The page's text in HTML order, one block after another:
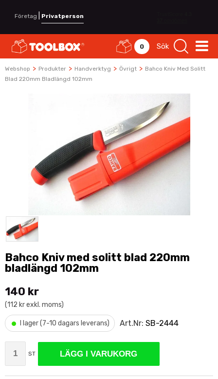
Företag Privatperson
0 Sök
Webshop > Produkter > Handverktyg > Övrigt > Bahco Kniv Med Solitt
Blad 220mm Bladlängd 102mm
Bahco Kniv med solitt blad 220mm
bladlängd 102mm
140 kr
(112 kr exkl. moms)
• I lager (7-10 dagars leverans) Art.Nr: SB-2444
ST LÄGG I VARUKORG